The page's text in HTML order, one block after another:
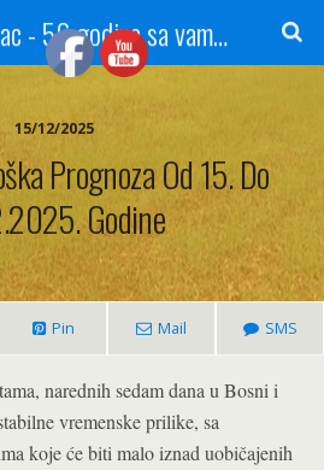
Radio Gradačac - 56 godina sa vama...
15/12/2025
Prognoza Od 15. Do
Godine
Pin Mail SMS
narednih sedam dana u Bosni i
vremenske prilike, sa
koje će biti malo iznad uobičajenih